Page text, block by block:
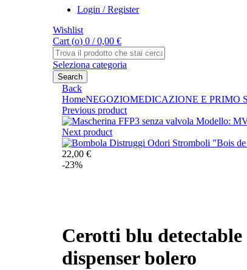
Login / Register
Wishlist
Cart (o) 0 / 0,00 €
Search
for:
Seleziona categoria
Search
Back
HomeNEGOZIOMEDICAZIONE E PRIMO
Previous product
Next product
22,00 €
-23%
Cerotti blu
dispenser bolero